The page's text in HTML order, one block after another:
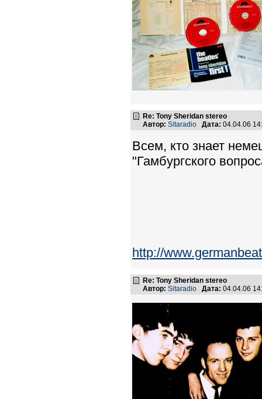
Re: Tony Sheridan stereo
Автор: Sitaradio Дата: 04.04.06
Всем, кто знает
"Гамбургского
http://
Re: Tony Sheridan stereo
Автор: Sitaradio Дата: 04.04.06